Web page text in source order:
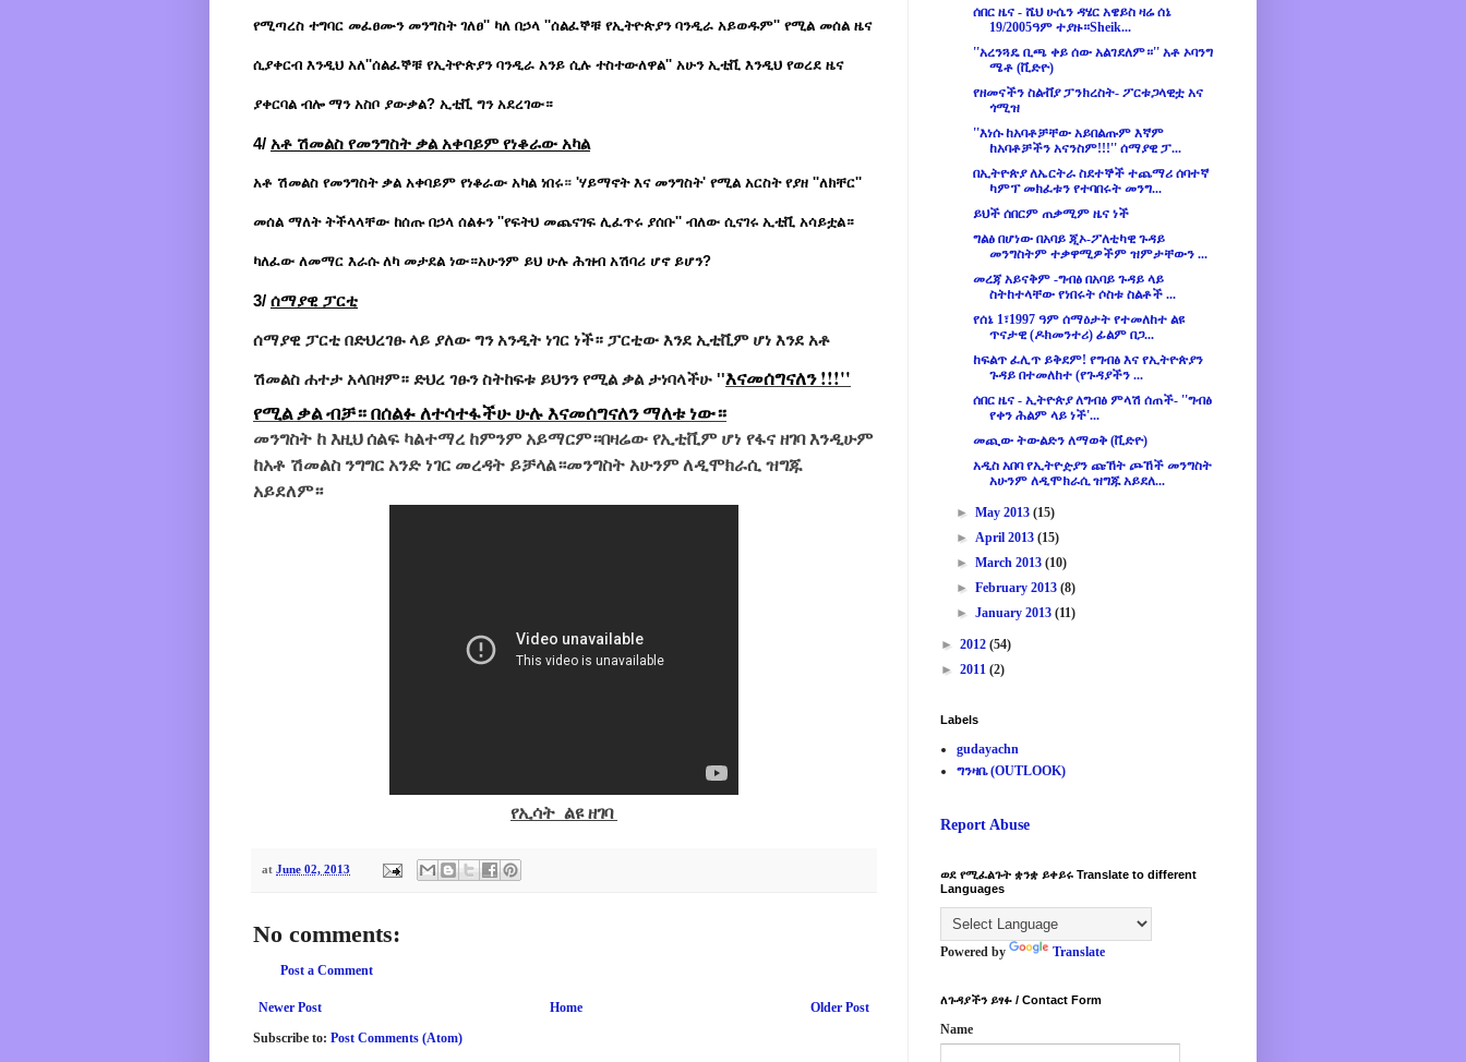
የሚጣረስ ተግባር መፈፀሙን መንግስት ገለፀ'' ካለ በኃላ ''ሰልፈኞቹ የኢትዮጵያን ባንዲራ አይወዱም'' የሚል መሰል ዜና
ሲያቀርብ እንዲህ አለ''ሰልፈኞቹ የኢትዮጵያን ባንዲራ አንይ ሲሉ ተስተውለዋል'' አሁን ኢቲቪ እንዲህ የወረደ ዜና
ያቀርባል ብሎ ማን አስቦ ያውቃል? ኢቲቪ ግን አደረገው።
4/ አቶ ሽመልስ የመንግስት ቃል አቀባይም የነቆራው አካል
አቶ ሽመልስ የመንግስት ቃል አቀባይም የነቆራው አካል ነበሩ። 'ሃይማኖት እና መንግስት' የሚል አርስት የያዘ ''ለክቸር''
መሰል ማለት ትችላላቸው ከሰጡ በኃላ ሰልፉን ''የፍትህ መጨናገፍ ሊፈጥሩ ያሰቡ'' ብለው ሲናገሩ ኢቲቪ አሳይቷል።
ካለፈው ለመማር እራሱ ለካ መታደል ነው።አሁንም ይህ ሁሉ ሕዝብ አሽባሪ ሆኖ ይሆን?
3/ ሰማያዊ ፓርቲ
ሰማያዊ ፓርቲ በድህረገፁ ላይ ያለው ግን አንዲት ነገር ነች። ፓርቲው እንደ ኢቲቪም ሆነ እንደ አቶ
ሽመልስ ሐተታ አላበዛም። ድህረ ገፁን ስትከፍቱ ይህንን የሚል ቃል ታነባላችሁ ''እናመሰግናለን !!!''
የሚል ቃል ብቻ። በሰልፉ ለተሳተፋችሁ ሁሉ እናመሰግናለን ማለቱ ነው።
መንግስት ከ እዚህ ሰልፍ ካልተማረ ከምንም አይማርም።በዛሬው የኢቲቪም ሆነ የፋና ዘገባ እንዲሁም
ከአቶ ሽመልስ ንግግር አንድ ነገር መረዳት ይቻላል።መንግስት አሁንም ለዲሞክራሲ ዝግጁ
አይደለም።
የኢሳት ልዩ ዘገባ
at June 02, 2013
No comments:
Post a Comment
Newer Post Older Post
Home
Subscribe to: Post Comments (Atom)
ሰበር ዜና - ሼህ ሁሴን ዳሄር አዌይስ ዛሬ ሰኔ
19/2005ዓም ተያዙ።Sheik...
''አረንጓዴ ቢጫ ቀይ ሰው አልገደለም።'' አቶ ኦባንግ
ሜቶ (ቪድዮ)
የዘመናችን ስልቭያ ፓንክረስት- ፖርቱጋላዊቷ አና
ጎሚዝ
''እነሱ ከአባቶቻቸው አይበልጡም እኛም
ከአባቶቻችን አናንስም!!!'' ሰማያዊ ፓ...
በኢትዮጵያ ለኤርትራ ስደተኞች ተጨማሪ ሰባተኛ
ካምፕ መክፈቱን የተባበሩት መንግ...
ይህች ሰበርም ጠቃሚም ዜና ነች
ግልፅ በሆነው በአባይ ጂኦ-ፖለቲካዊ ጉዳይ
መንግስትም ተቃዋሚዎችም ዝምታቸውን ...
መረጃ አይናቅም -ግብፅ በአባይ ጉዳይ ላይ
ስትከተላቸው የነበሩት ሶስቱ ስልቶች ...
የሰኔ 1፣1997 ዓም ሰማዕታት የተመለከተ ልዩ
ጥናታዊ (ዶክመንተሪ) ፊልም በጋ...
ከፍልጥ ፈሊጥ ይቅደም! የግብፅ እና የኢትዮጵያን
ጉዳይ በተመለከተ (የጉዳያችን ...
ሰበር ዜና - ኢትዮጵያ ለግብፅ ምላሽ ሰጠች- ''ግብፅ
የቀን ሕልም ላይ ነች'...
መጪው ትውልድን ለማወቅ (ቪድዮ)
አዲስ አበባ የኢትዮዽያን ጩኸት ጮኸች መንግስት
አሁንም ለዲሞክራሲ ዝግጁ አይደለ...
►May 2013(15)
►April 2013(15)
►March 2013(10)
►February 2013(8)
►January 2013(11)
► 2012 (54)
► 2011 (2)
Labels
gudayachn
ግንዛቤ (OUTLOOK)
Report Abuse
ወደ የሚፈልጉት ቋንቋ ይቀይሩ Translate to different
Languages
Powered by Translate
ለጉዳያችን ይፃፉ / Contact Form
Name